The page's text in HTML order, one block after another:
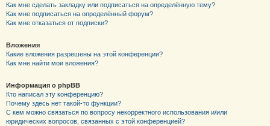
Как мне сделать закладку или подписаться на определённую тему?
Как мне подписаться на определённый форум?
Как мне отказаться от подписки?
Вложения
Какие вложения разрешены на этой конференции?
Как мне найти мои вложения?
Информация о phpBB
Кто написал эту конференцию?
Почему здесь нет такой-то функции?
С кем можно связаться по вопросу некорректного использования и/или
юридических вопросов, связанных с этой конференцией?